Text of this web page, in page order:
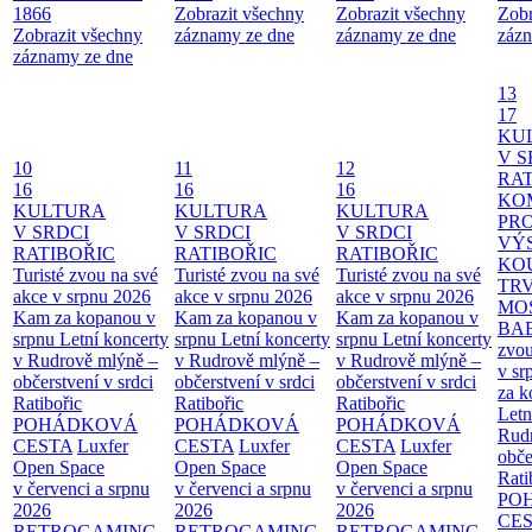
1866
Zobrazit všechny
záznamy ze dne
Zobrazit všechny
záznamy ze dne
Zobrazit všechny
záznamy ze dne
10
16
KULTURA
V SRDCI
RATIBOŘIC
Turisté zvou na své
akce v srpnu 2026
Kam za kopanou v
srpnu Letní koncerty
v Rudrově mlýně –
občerstvení v srdci
Ratibořic
POHÁDKOVÁ
CESTA Luxfer
Open Space
v červenci a srpnu
2026
11
16
KULTURA
V SRDCI
RATIBOŘIC
Turisté zvou na své
akce v srpnu 2026
Kam za kopanou v
srpnu Letní koncerty
v Rudrově mlýně –
občerstvení v srdci
Ratibořic
POHÁDKOVÁ
CESTA Luxfer
Open Space
v červenci a srpnu
2026
12
16
KULTURA
V SRDCI
RATIBOŘIC
Turisté zvou na své
akce v srpnu 2026
Kam za kopanou v
srpnu Letní koncerty
v Rudrově mlýně –
občerstvení v srdci
Ratibořic
POHÁDKOVÁ
CESTA Luxfer
Open Space
v červenci a srpnu
2026
13
17
V
v
za